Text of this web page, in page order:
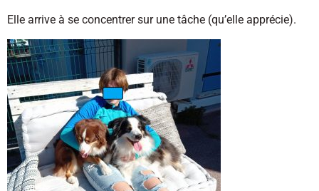
Elle arrive à se concentrer sur une tâche (qu’elle apprécie).